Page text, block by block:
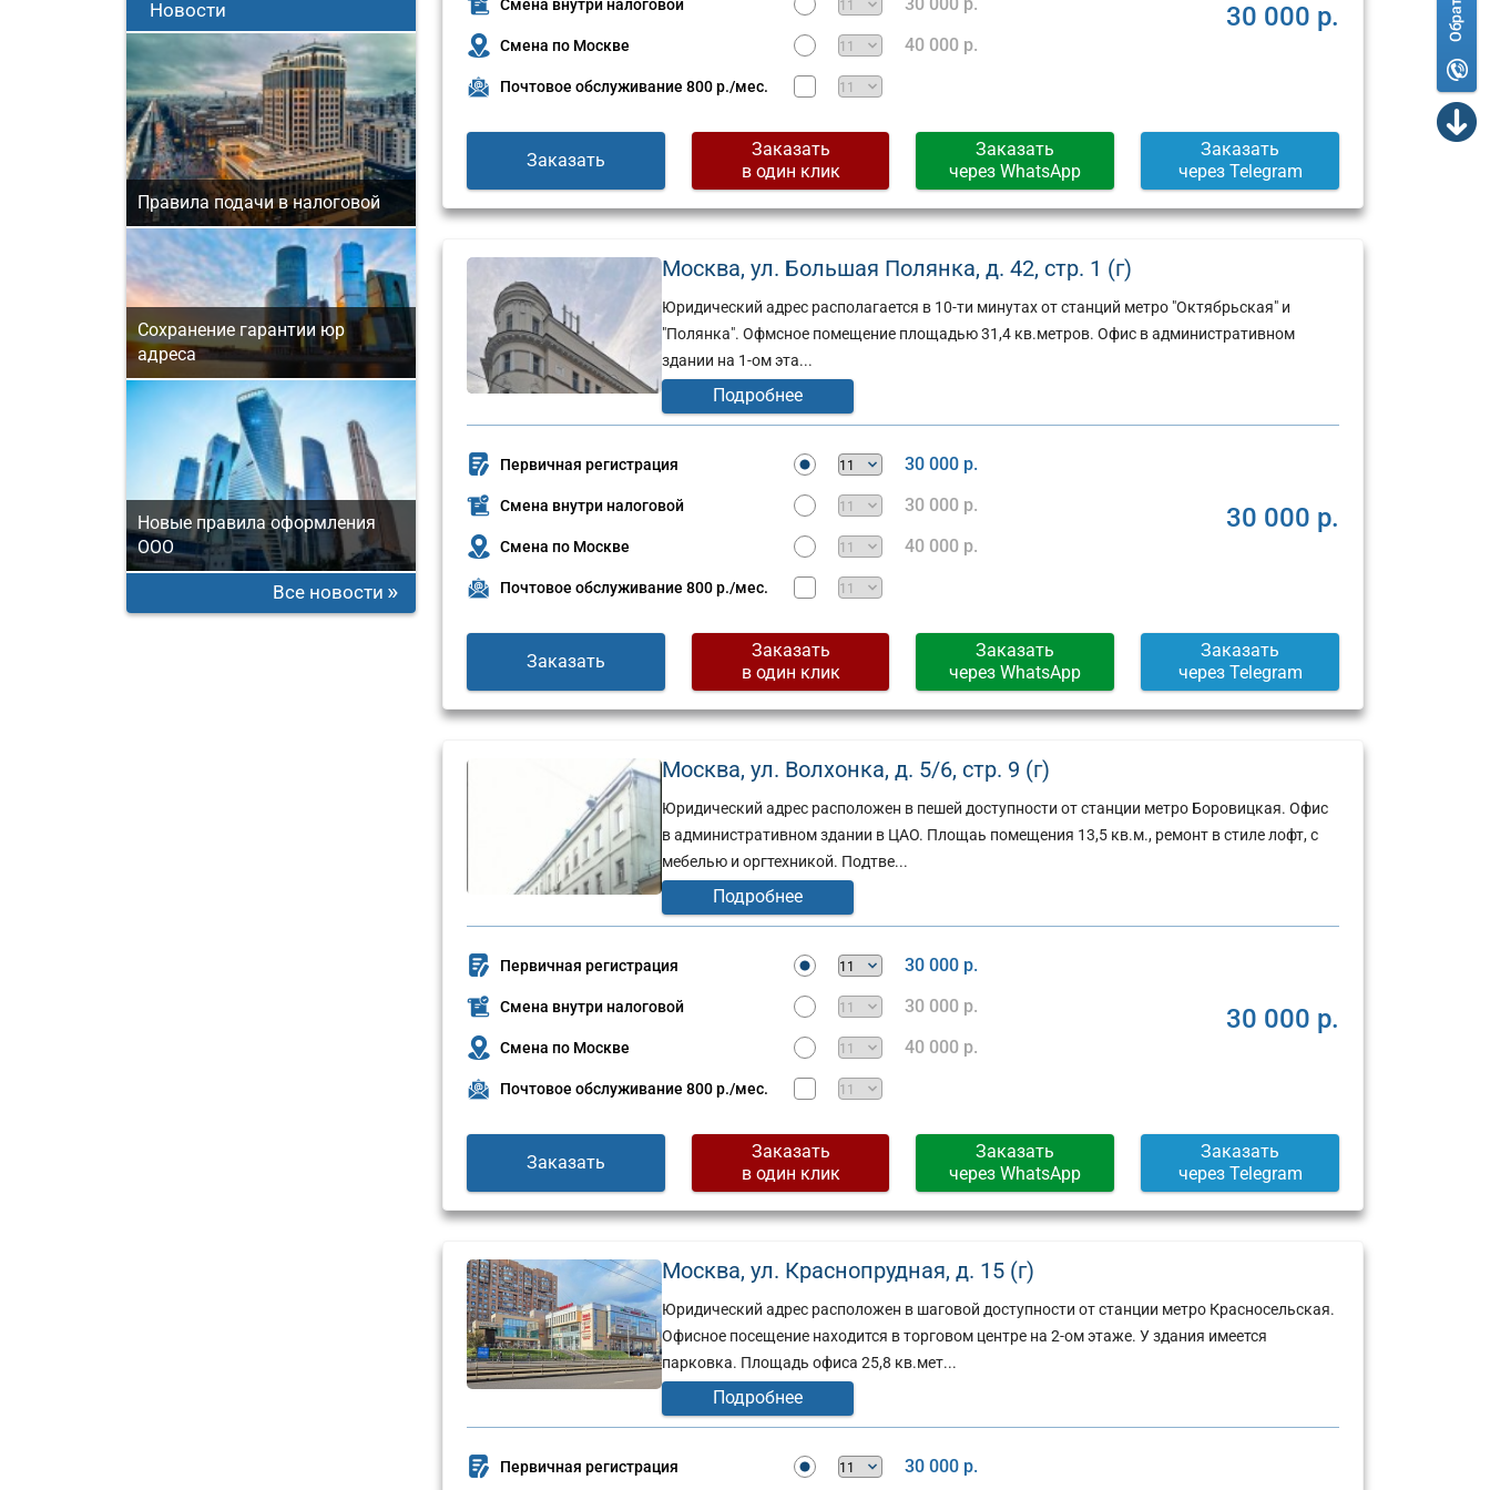
Новости
Правила подачи в налоговой
Сохранение гарантии юр
адреса
Новые правила оформления
ООО
Все новости
Смена внутри налоговой
Смена по Москве 40 000 р.
Почтовое обслуживание 800 р./мес.
30 000 р.
Заказать
Заказать
в один клик
Заказать
через WhatsApp
Заказать
через Telegram
Москва, ул. Большая Полянка, д. 42, стр. 1 (г)
Юридический адрес располагается в 10-ти минутах от станций метро "Октябрьская" и
"Полянка". Офмсное помещение площадью 31,4 кв.метров. Офис в административном
здании на 1-ом эта...
Подробнее
Первичная регистрация 30 000 р.
Смена внутри налоговой 30 000 р.
Смена по Москве 40 000 р.
Почтовое обслуживание 800 р./мес.
30 000 р.
Заказать
Заказать
в один клик
Заказать
через WhatsApp
Заказать
через Telegram
Москва, ул. Волхонка, д. 5/6, стр. 9 (г)
Юридический адрес расположен в пешей доступности от станции метро Боровицкая. Офис
в административном здании в ЦАО. Площаь помещения 13,5 кв.м., ремонт в стиле лофт, с
мебелью и оргтехникой. Подтве...
Подробнее
Первичная регистрация 30 000 р.
Смена внутри налоговой 30 000 р.
Смена по Москве 40 000 р.
Почтовое обслуживание 800 р./мес.
30 000 р.
Заказать
Заказать
в один клик
Заказать
через WhatsApp
Заказать
через Telegram
Москва, ул. Краснопрудная, д. 15 (г)
Юридический адрес расположен в шаговой доступности от станции метро Красносельская.
Офисное посещение находится в торговом центре на 2-ом этаже. У здания имеется
парковка. Площадь офиса 25,8 кв.мет...
Подробнее
Первичная регистрация 30 000 р.